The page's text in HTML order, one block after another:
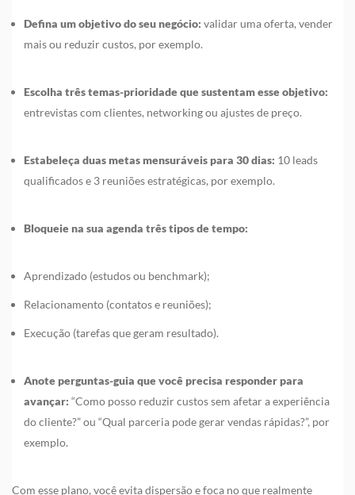
Defina um objetivo do seu negócio: validar uma oferta, vender
mais ou reduzir custos, por exemplo.
Escolha três temas-prioridade que sustentam esse objetivo:
entrevistas com clientes, networking ou ajustes de preço.
Estabeleça duas metas mensuráveis para 30 dias: 10 leads
qualificados e 3 reuniões estratégicas, por exemplo.
Bloqueie na sua agenda três tipos de tempo:
Aprendizado (estudos ou benchmark);
Relacionamento (contatos e reuniões);
Execução (tarefas que geram resultado).
Anote perguntas-guia que você precisa responder para
avançar: “Como posso reduzir custos sem afetar a experiência
do cliente?” ou “Qual parceria pode gerar vendas rápidas?”, por
exemplo.
Com esse plano, você evita dispersão e foca no que realmente